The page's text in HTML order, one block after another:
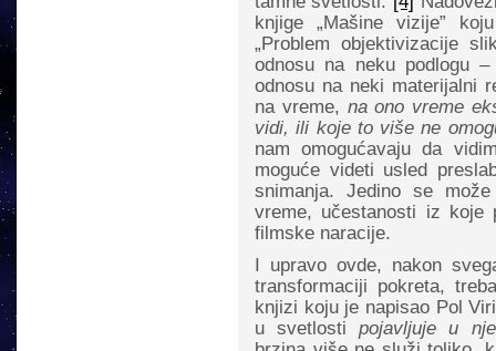
knjige „Mašine vizije”
„Problem objektivizacije
odnosu na neku podlogu
odnosu na neki materijalni
na vreme, na ono vreme
vidi, ili koje to više ne
nam omogućavaju da
moguće videti usled
snimanja. Jedino se
vreme, učestanosti iz koje
filmske naracije.
I upravo ovde, nakon
transformaciji pokreta,
knjizi koju je napisao Pol
u svetlostipojavljuje u